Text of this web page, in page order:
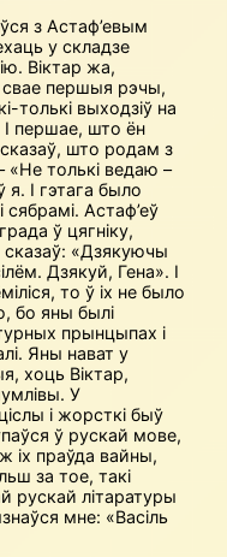
з Астаф’евым
у складзе
Віктар жа,
першыя рэчы,
толькі выходзіў на
першае, што ён
сказаў, што родам з
«Не толькі ведаю –
я. І гэтага было
Астаф’еў
ў цягніку,
«Дзякуючы
Дзякуй, Гена». І
то ў іх не было
бо яны былі
прынцыпах і
Яны нават у
хоць Віктар,
У
і жорсткі быў
ў рускай мове,
іх праўда вайны,
за тое, такі
рускай літаратуры
мне: «Васіль